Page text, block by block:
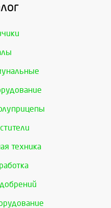
техника